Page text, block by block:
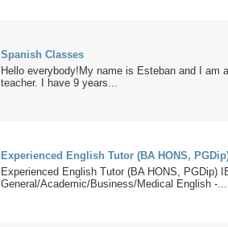
Spanish Classes
Hello everybody!My name is Esteban and I am
teacher. I have 9 years...
Experienced English Tutor (BA HONS,
Experienced English Tutor (BA HONS, PGDip)
General/Academic/Business/Medical English -...